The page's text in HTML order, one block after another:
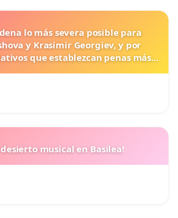
lo más severa posible para
y Krasimir Georgiev, y por
que establezcan penas más
musical en Basilea!